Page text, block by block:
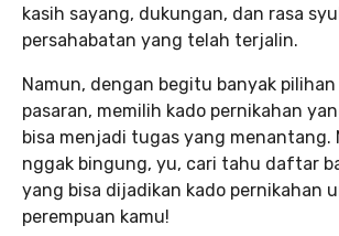
kasih sayang, dukungan, dan rasa
persahabatan yang telah terjalin.
Namun, dengan begitu banyak
pasaran, memilih kado pernikahan
bisa menjadi tugas yang menantang.
nggak bingung, yu, cari tahu daftar
yang bisa dijadikan kado pernikahan
perempuan kamu!